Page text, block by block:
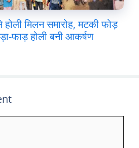
होली मिलन समारोह, मटकी फोड़
फाड़ होली बनी आकर्षण